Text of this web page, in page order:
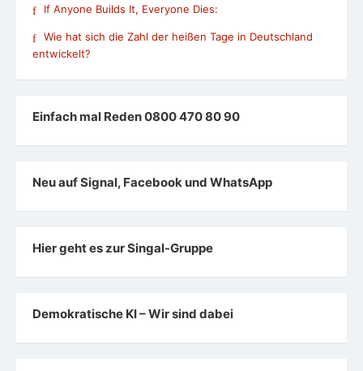
If Anyone Builds It, Everyone Dies:
Wie hat sich die Zahl der heißen Tage in Deutschland
entwickelt?
Einfach mal Reden 0800 470 80 90
Neu auf Signal, Facebook und WhatsApp
Hier geht es zur Singal-Gruppe
Demokratische KI – Wir sind dabei